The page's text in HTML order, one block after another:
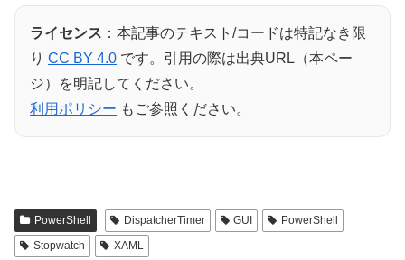
ライセンス ：本記事のテキスト/コードは特記なき限
り CC BY 4.0 です。引用の際は出典URL（本ペー
ジ）を明記してください。
利用ポリシー もご参照ください。
PowerShell DispatcherTimer GUI
PowerShell
Stopwatch
XAML